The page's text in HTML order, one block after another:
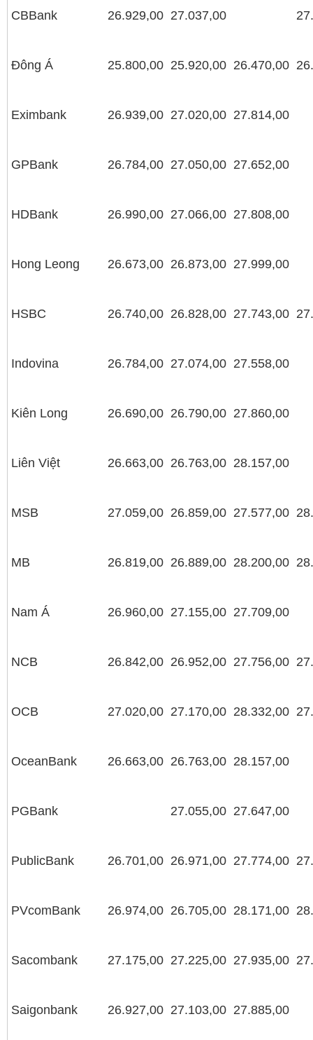
CBBank 26.929,00 27.037,00
Đông Á 25.800,00 25.920,00 26.470,00
Eximbank 26.939,00 27.020,00 27.814,00
GPBank 26.784,00 27.050,00 27.652,00
HDBank 26.990,00 27.066,00 27.808,00
Hong Leong 26.673,00 26.873,00 27.999,00
HSBC 26.740,00 26.828,00 27.743,00
Indovina 26.784,00 27.074,00 27.558,00
Kiên Long 26.690,00 26.790,00 27.860,00
Liên Việt 26.663,00 26.763,00 28.157,00
MSB 27.059,00 26.859,00 27.577,00
MB 26.819,00 26.889,00 28.200,00
Nam Á 26.960,00 27.155,00 27.709,00
NCB 26.842,00 26.952,00 27.756,00
OCB 27.020,00 27.170,00 28.332,00
OceanBank 26.663,00 26.763,00 28.157,00
PGBank 27.055,00 27.647,00
PublicBank 26.701,00 26.971,00 27.774,00
PVcomBank 26.974,00 26.705,00 28.171,00
Sacombank 27.175,00 27.225,00 27.935,00
Saigonbank 26.927,00 27.103,00 27.885,00